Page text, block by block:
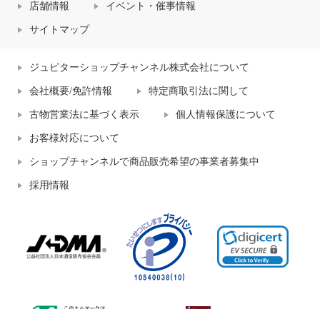
店舗情報 イベント・催事情報
サイトマップ
ジュピターショップチャンネル株式会社について
会社概要/免許情報 特定商取引法に関して
古物営業法に基づく表示 個人情報保護について
お客様対応について
ショップチャンネルで商品販売希望の事業者募集中
採用情報